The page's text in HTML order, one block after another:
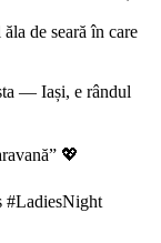
de seară în care
— Iași, e rândul
💖
#LadiesNight